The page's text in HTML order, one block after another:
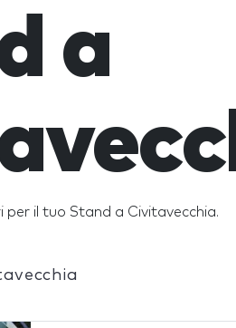
a
per il tuo Stand a Civitavecchia.